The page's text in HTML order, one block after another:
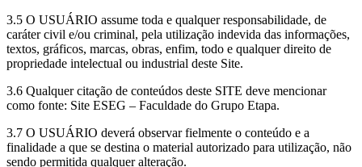
3.5 O USUÁRIO assume toda e qualquer responsabilidade, de
caráter civil e/ou criminal, pela utilização indevida das informações,
textos, gráficos, marcas, obras, enfim, todo e qualquer direito de
propriedade intelectual ou industrial deste Site.
3.6 Qualquer citação de conteúdos deste SITE deve mencionar
como fonte: Site ESEG – Faculdade do Grupo Etapa.
3.7 O USUÁRIO deverá observar fielmente o conteúdo e a
finalidade a que se destina o material autorizado para utilização, não
sendo permitida qualquer alteração.